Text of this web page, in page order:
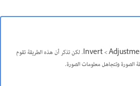
يمكنك أيضاً اختيار Image >‏ Adjustments >‏ Invert. لكن تذكر أن هذه الطريقة تقوم
الصورة وتتجاهل معلومات الصورة.